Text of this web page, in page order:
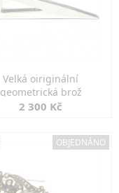
Velká oiriginální
geometrická brož
2 300 Kč
OBJEDNÁNO